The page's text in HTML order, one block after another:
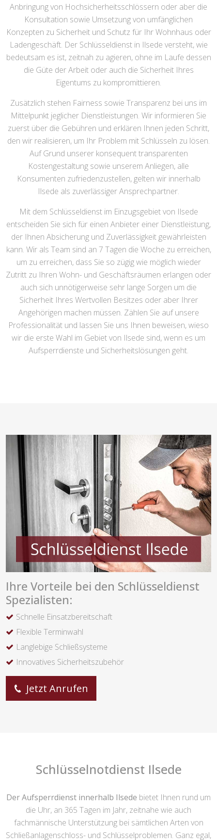
Anbringung von Hochsicherheitsschlössern oder aber die
Konsultation sowie Umsetzung von umfänglichen
Konzepten zu Sicherheit und Schutz für Ihr Wohnhaus oder
Ladengeschäft. Der Schlüsseldienst in Ilsede versteht, wie
bedeutsam es ist, zeitnah zu agieren, ohne im Laufe dessen
die Güte der Arbeit oder auch die Sicherheit Ihres
Eigentums zu kompromittieren.
Zusätzlich stehen Fairness sowie Transparenz bei uns im
Mittelpunkt jeglicher Dienstleistungen. Wir informieren Sie
zuerst über die Gebühren und erklären Ihnen jeden Schritt,
den wir realisieren, um Ihr Problem mit Schlüsseln zu lösen.
Auf Grund unserer konsequent transparenten
Kostengestaltung sowie unserem Anliegen, alle
Konsumenten zufriedenzustellen, gelten wir innerhalb
Ilsede als zuverlässiger Ansprechpartner.
Mit dem Schlüsseldienst im Einzugsgebiet von Ilsede
entscheiden Sie sich für einen Anbieter einer Dienstleistung,
der Ihnen Absicherung und Zuverlässigkeit gewährleisten
kann. Wir als Team sind an 7 Tagen die Woche zu erreichen,
um zu erreichen, dass Sie so zügig wie möglich wieder
Zutritt zu Ihren Wohn- und Geschäftsräumen erlangen oder
auch sich unnötigerweise sehr lange Sorgen um die
Sicherheit Ihres Wertvollen Besitzes oder aber Ihrer
Angehörigen machen müssen. Zählen Sie auf unsere
Professionalität und lassen Sie uns Ihnen beweisen, wieso
wir die erste Wahl im Gebiet von Ilsede sind, wenn es um
Aufsperrdienste und Sicherheitslösungen geht.
Ihre Vorteile bei den Schlüsseldienst
Spezialisten:
Schnelle Einsatzbereitschaft
Flexible Terminwahl
Langlebige Schließsysteme
Innovatives Sicherheitszubehör
Jetzt Anrufen
Schlüsselnotdienst Ilsede
Der Aufsperrdienst innerhalb Ilsede bietet Ihnen rund um
die Uhr, an 365 Tagen im Jahr, zeitnahe wie auch
fachmännische Unterstützung bei sämtlichen Arten von
Schließanlagenschloss- und Schlüsselproblemen. Ganz egal,